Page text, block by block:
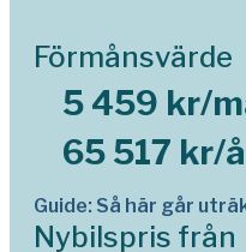
Förmånsvärde
5 459 kr/
65 517 kr/
Guide: Så här går
Nybilspris från